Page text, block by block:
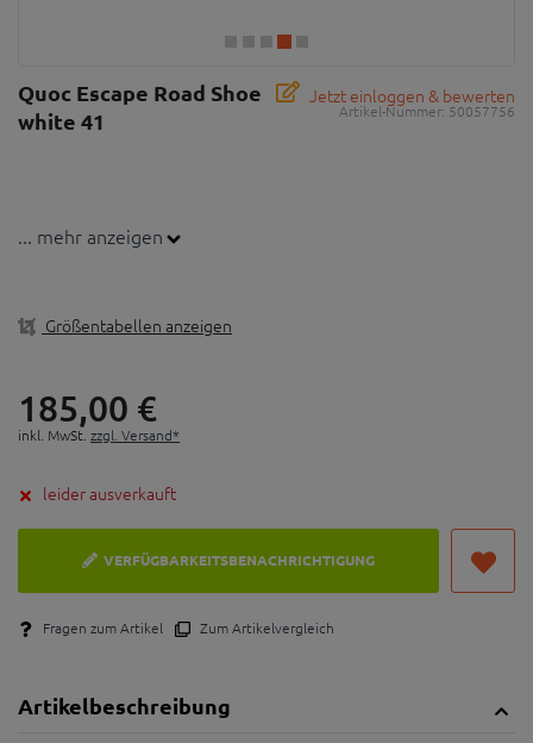
Jetzt einloggen & bewerten
Artikel-Nummer: 50057756
Quoc Escape Road Shoe
white 41
... mehr anzeigen
Größentabellen anzeigen
185,00 €
inkl. MwSt. zzgl. Versand*
leider ausverkauft
VERFÜGBARKEITSBENACHRICHTIGUNG
Fragen zum Artikel Zum Artikelvergleich
Artikelbeschreibung